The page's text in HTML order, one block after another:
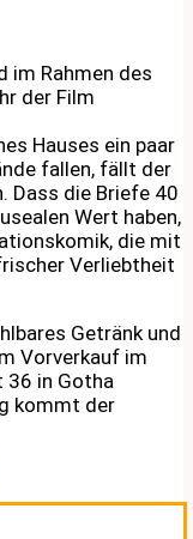
im Rahmen des
der Film
Hauses ein paar
fallen, fällt der
Dass die Briefe 40
Wert haben,
die mit
Verliebtheit
Getränk und
Vorverkauf im
36 in Gotha
kommt der